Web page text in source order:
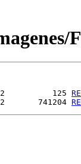
125
741204